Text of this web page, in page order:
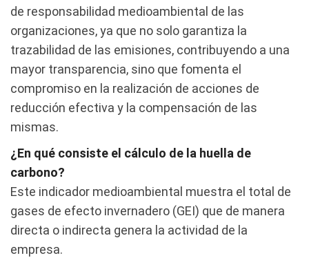
de responsabilidad medioambiental de las
organizaciones, ya que no solo garantiza la
trazabilidad de las emisiones, contribuyendo a una
mayor transparencia, sino que fomenta el
compromiso en la realización de acciones de
reducción efectiva y la compensación de las
mismas.
¿En qué consiste el cálculo de la huella de
carbono?
Este indicador medioambiental muestra el total de
gases de efecto invernadero (GEI) que de manera
directa o indirecta genera la actividad de la
empresa.